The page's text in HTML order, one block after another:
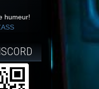
humeur!